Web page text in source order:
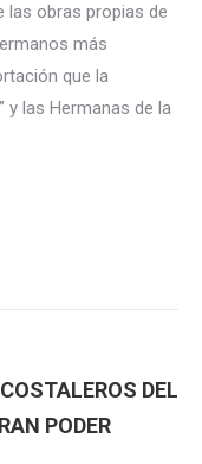
las obras propias de
más
que la
y las Hermanas de la
DEL
PODER